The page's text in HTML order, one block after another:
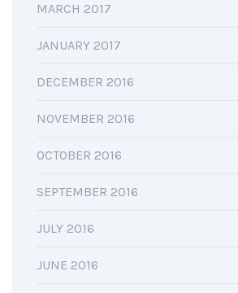
MARCH 2017
JANUARY 2017
DECEMBER 2016
NOVEMBER 2016
OCTOBER 2016
SEPTEMBER 2016
JULY 2016
JUNE 2016